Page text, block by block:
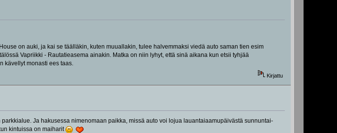
on auki, ja kai se täälläkin, kuten muuallakin, tulee halvemmaksi viedä auto saman tien esim
Vapriikki - Rautatieasema ainakin. Matka on niin lyhyt, että sinä aikana kun etsii tyhjää
kävellyt monasti ees taas.
Kirjattu
Ja hakusessa nimenomaan paikka, missä auto voi lojua lauantaiaamupäivästä sunnuntai-
kintuissa on maiharit